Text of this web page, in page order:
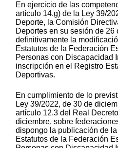
En ejercicio de las
artículo 14.g) de la Ley 39/
Deporte, la Comisión
Deportes en su sesión de
definitivamente la
Estatutos de la Federación
Personas con Discapacidad
inscripción en el Registro
Deportivas.
En cumplimiento de lo
Ley 39/2022, de 30 de
artículo 12.3 del Real
diciembre, sobre
dispongo la publicación de
Estatutos de la Federación